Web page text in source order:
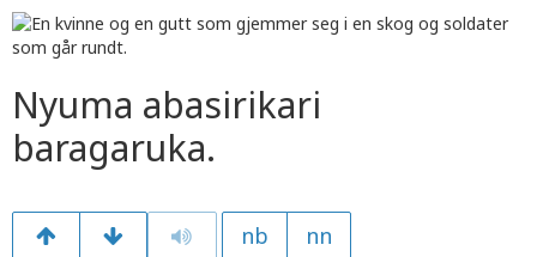
Nyuma abasirikari
baragaruka.
nb nn